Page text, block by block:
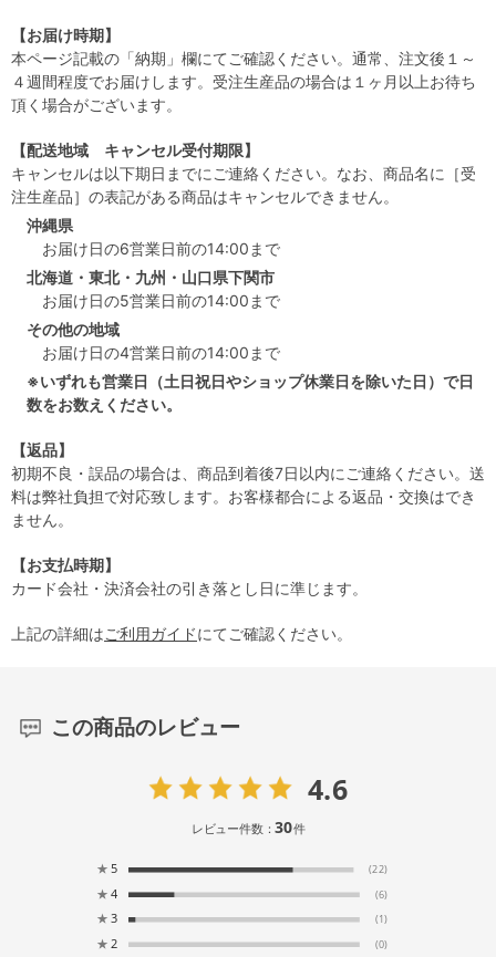
【お届け時期】
本ページ記載の「納期」欄にてご確認ください。通常、注文後１～
４週間程度でお届けします。受注生産品の場合は１ヶ月以上お待ち
頂く場合がございます。
【配送地域 キャンセル受付期限】
キャンセルは以下期日までにご連絡ください。なお、商品名に［受
注生産品］の表記がある商品はキャンセルできません。
沖縄県
お届け日の6営業日前の14:00まで
北海道・東北・九州・山口県下関市
お届け日の5営業日前の14:00まで
その他の地域
お届け日の4営業日前の14:00まで
※いずれも営業日（土日祝日やショップ休業日を除いた日）で日
数をお数えください。
【返品】
初期不良・誤品の場合は、商品到着後7日以内にご連絡ください。送
料は弊社負担で対応致します。お客様都合による返品・交換はでき
ません。
【お支払時期】
カード会社・決済会社の引き落とし日に準じます。
上記の詳細はご利用ガイドにてご確認ください。
この商品のレビュー
4.6
レビュー件数：30件
★ 5 (22)
★ 4 (6)
★ 3 (1)
★ 2 (0)